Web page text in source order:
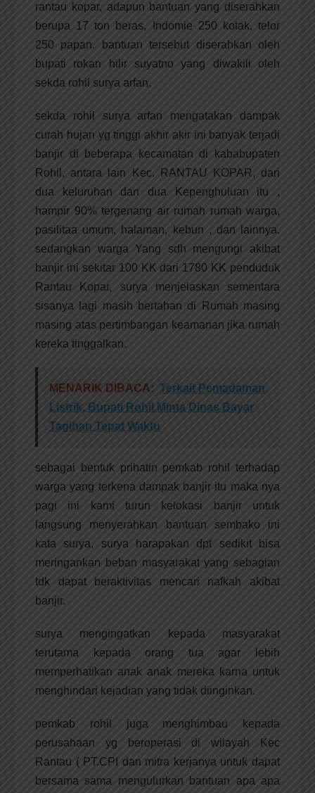
rantau kopar, adapun bantuan yang diserahkan
berupa 17 ton beras, Indomie 250 kotak, telor
250 papan. bantuan tersebut diserahkan oleh
bupati rokan hilir suyatno yang diwakili oleh
sekda rohil surya arfan.
sekda rohil surya arfan mengatakan dampak
curah hujan yg tinggi akhir akir ini banyak terjadi
banjir di beberapa kecamatan di kababupaten
Rohil, antara lain Kec. RANTAU KOPAR, dari
dua keluruhan dan dua Kepenghuluan itu ,
hampir 90% tergenang air rumah rumah warga,
pasilitaa umum, halaman, kebun , dan lainnya.
sedangkan warga Yang sdh mengungi akibat
banjir ini sekitar 100 KK dari 1780 KK penduduk
Rantau Kopar, surya menjelaskan sementara
sisanya lagi masih bertahan di Rumah masing
masing atas pertimbangan keamanan jika rumah
kereka tinggalkan.
MENARIK DIBACA: Terkait Pemadaman
Listrik, Bupati Rohil Minta Dinas Bayar
Tagihan Tepat Waktu
sebagai bentuk prihatin pemkab rohil terhadap
warga yang terkena dampak banjir itu maka nya
pagi ini kami turun kelokasi banjir untuk
langsung menyerahkan bantuan sembako ini
kata surya, surya harapakan dpt sedikit bisa
meringankan beban masyarakat yang sebagian
tdk dapat beraktivitas mencari nafkah akibat
banjir.
surya mengingatkan kepada masyarakat
terutama kepada orang tua agar lebih
memperhatikan anak anak mereka karna untuk
menghindari kejadian yang tidak diinginkan.
pemkab rohil juga menghimbau kepada
perusahaan yg beroperasi di wilayah Kec
Rantau ( PT.CPI dan mitra kerjanya untuk dapat
bersama sama mengulurkan bantuan apa apa